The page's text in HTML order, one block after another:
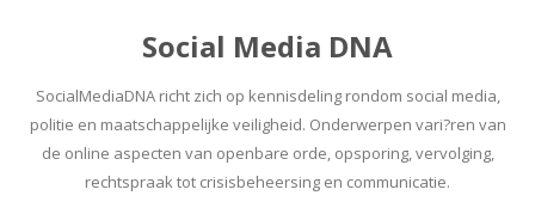
Social Media DNA
SocialMediaDNA richt zich op kennisdeling rondom social media,
politie en maatschappelijke veiligheid. Onderwerpen vari?ren van
de online aspecten van openbare orde, opsporing, vervolging,
rechtspraak tot crisisbeheersing en communicatie.